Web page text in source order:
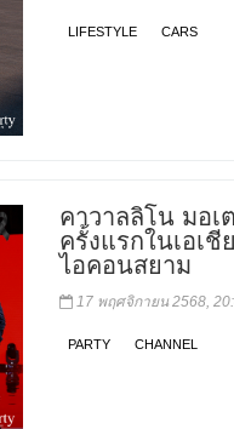
LIFESTYLE CARS
คาวาลลิโน มอเ
ครั้งแรกในเอเ
ไอคอนสยาม
17 พฤศจิกายน 2568,
PARTY CHANNEL